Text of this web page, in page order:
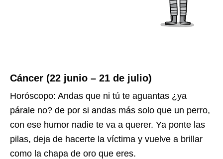
Cáncer (22 junio – 21 de julio)
Horóscopo: Andas que ni tú te aguantas ¿ya
párale no? de por si andas más solo que un perro,
con ese humor nadie te va a querer. Ya ponte las
pilas, deja de hacerte la víctima y vuelve a brillar
como la chapa de oro que eres.